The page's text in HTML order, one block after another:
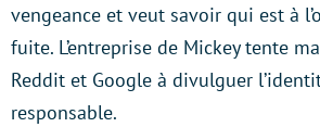
vengeance et veut savoir qui est à
fuite. L’entreprise de Mickey tente
Reddit et Google à divulguer
responsable.